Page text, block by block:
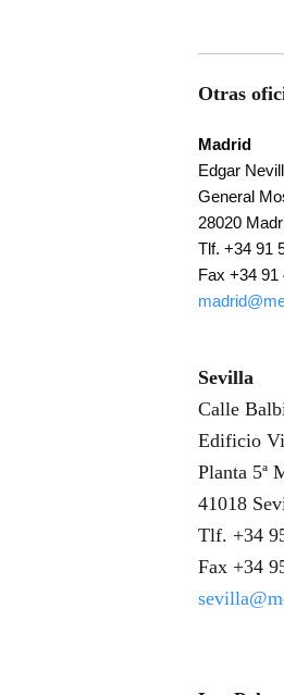
Otras
Madrid
Edgar
General
28020
Tlf. +34 91
Fax +34 91
Sevilla
Calle
Edificio
Planta 5ª
41018
Tlf. +34
Fax +34